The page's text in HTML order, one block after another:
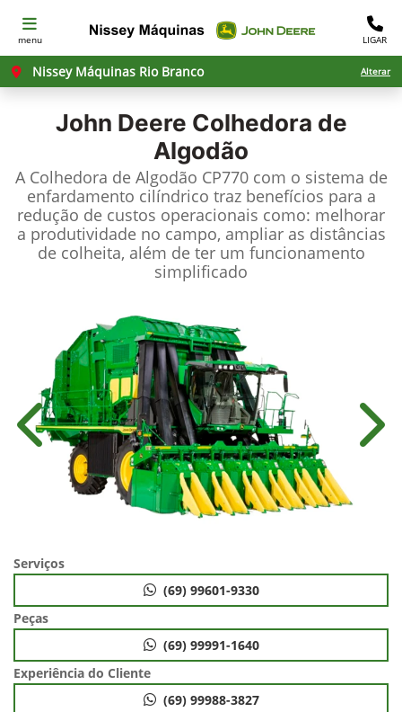
menu LIGAR
Nissey Máquinas Rio Branco Alterar
John Deere Colhedora de
Algodão
A Colhedora de Algodão CP770 com o sistema de
enfardamento cilíndrico traz benefícios para a
redução de custos operacionais como: melhorar
a produtividade no campo, ampliar as distâncias
de colheita, além de ter um funcionamento
simplificado
Anterior
Serviços
(69) 99601-9330
Peças
(69) 99991-1640
Experiência do Cliente
(69) 99988-3827